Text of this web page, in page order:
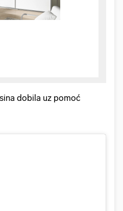
dobila uz pomoć